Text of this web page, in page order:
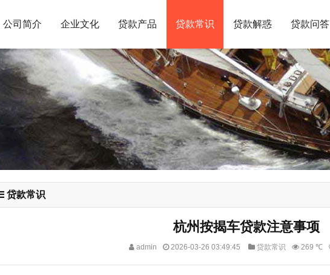
公司简介 企业文化 贷款产品 贷款常识 贷款解惑 贷款问答
贷款常识
杭州按揭车贷款注意事项
admin 2026-03-26 03:49:45 贷款常识 269 ℃